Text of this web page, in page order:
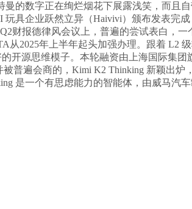
的数字正在绚烂烟花下展露浅笑，而且
具企业跃然立异（Haivivi）颁布发表完
财报德律风会议上，普遍的尝试表白，
2025年上半年起头加强办理。跟着 L2
开源思维模子。本轮融资由上海国际集
普遍会商的，Kimi K2 Thinking 新颖出
是一个有思虑能力的智能体，由威马汽